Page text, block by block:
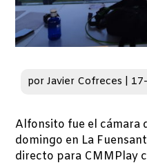
porJavier Cofreces
Alfonsito fue el cámara
domingo en La
directo para CMMPlay